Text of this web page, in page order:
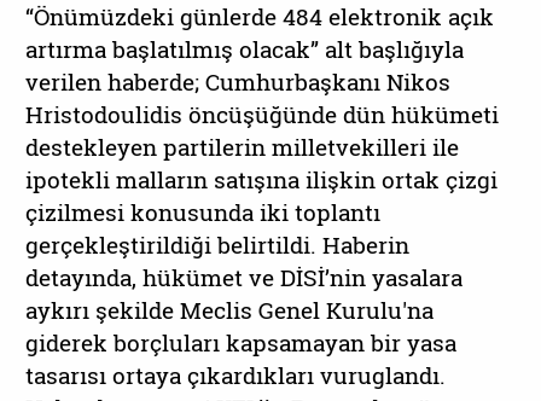
“Önümüzdeki günlerde 484 elektronik açık
artırma başlatılmış olacak” alt başlığıyla
verilen haberde; Cumhurbaşkanı Nikos
Hristodoulidis öncüşüğünde dün hükümeti
destekleyen partilerin milletvekilleri ile
ipotekli malların satışına ilişkin ortak çizgi
çizilmesi konusunda iki toplantı
gerçekleştirildiği belirtildi. Haberin
detayında, hükümet ve DİSİ’nin yasalara
aykırı şekilde Meclis Genel Kurulu'na
giderek borçluları kapsamayan bir yasa
tasarısı ortaya çıkardıkları vuruglandı.